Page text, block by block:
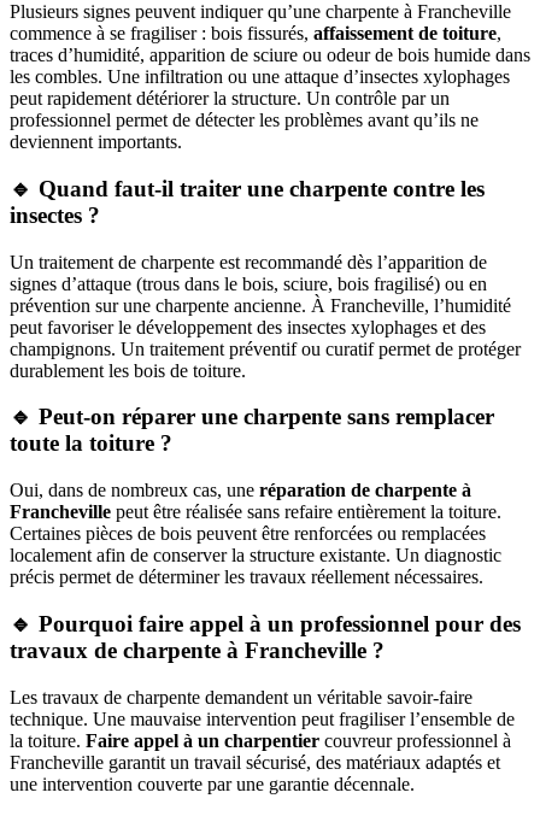
PVC.
Travail
propre.
Plusieurs signes peuvent indiquer qu’une charpente à Francheville
commence à se fragiliser : bois fissurés, affaissement de toiture,
traces d’humidité, apparition de sciure ou odeur de bois humide dans
les combles. Une infiltration ou une attaque d’insectes xylophages
peut rapidement détériorer la structure. Un contrôle par un
professionnel permet de détecter les problèmes avant qu’ils ne
deviennent importants.
🔹 Quand faut-il traiter une charpente contre les
insectes ?
Un traitement de charpente est recommandé dès l’apparition de
signes d’attaque (trous dans le bois, sciure, bois fragilisé) ou en
prévention sur une charpente ancienne. À Francheville, l’humidité
peut favoriser le développement des insectes xylophages et des
champignons. Un traitement préventif ou curatif permet de protéger
durablement les bois de toiture.
🔹 Peut-on réparer une charpente sans remplacer
toute la toiture ?
Oui, dans de nombreux cas, une réparation de charpente à
Francheville peut être réalisée sans refaire entièrement la toiture.
Certaines pièces de bois peuvent être renforcées ou remplacées
localement afin de conserver la structure existante. Un diagnostic
précis permet de déterminer les travaux réellement nécessaires.
🔹 Pourquoi faire appel à un professionnel pour des
travaux de charpente à Francheville ?
Les travaux de charpente demandent un véritable savoir-faire
technique. Une mauvaise intervention peut fragiliser l’ensemble de
la toiture. Faire appel à un charpentier couvreur professionnel à
Francheville garantit un travail sécurisé, des matériaux adaptés et
une intervention couverte par une garantie décennale.